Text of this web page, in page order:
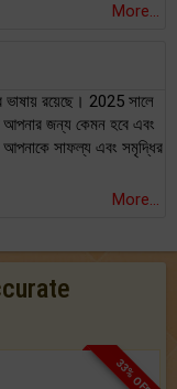
More...
রয়েছে। 2025 সালে
জন্য কেমন হবে এবং
সাফল্য এবং সমৃদ্ধির
More...
33% OFF